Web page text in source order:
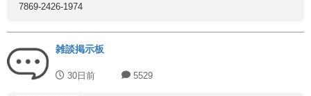
7869-2426-1974
雑談掲示板
30日前 5529